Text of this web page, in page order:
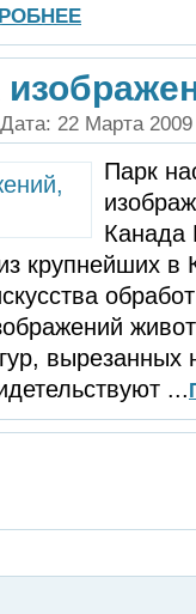
22 Марта
Парк
Канада
крупнейших в
вырезанных
...